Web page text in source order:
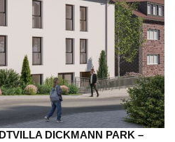
DICKMANN PARK –